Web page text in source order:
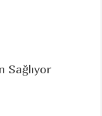
Sağlıyor